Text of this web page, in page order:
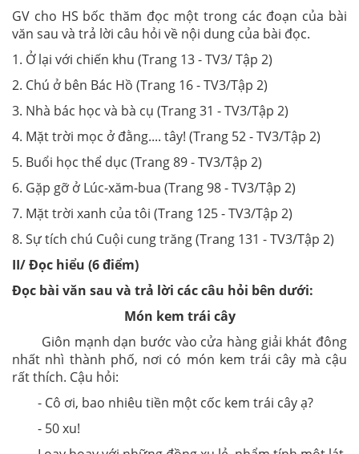
GV cho HS bốc thăm đọc một trong các đoạn của bài
văn sau và trả lời câu hỏi về nội dung của bài đọc.
1. Ở lại với chiến khu (Trang 13 - TV3/ Tập 2)
2. Chú ở bên Bác Hồ (Trang 16 - TV3/Tập 2)
3. Nhà bác học và bà cụ (Trang 31 - TV3/Tập 2)
4. Mặt trời mọc ở đằng.... tây! (Trang 52 - TV3/Tập 2)
5. Buổi học thể dục (Trang 89 - TV3/Tập 2)
6. Gặp gỡ ở Lúc-xăm-bua (Trang 98 - TV3/Tập 2)
7. Mặt trời xanh của tôi (Trang 125 - TV3/Tập 2)
8. Sự tích chú Cuội cung trăng (Trang 131 - TV3/Tập 2)
II/ Đọc hiểu (6 điểm)
Đọc bài văn sau và trả lời các câu hỏi bên dưới:
Món kem trái cây
Giôn mạnh dạn bước vào cửa hàng giải khát đông
nhất nhì thành phố, nơi có món kem trái cây mà cậu
rất thích. Cậu hỏi:
- Cô ơi, bao nhiêu tiền một cốc kem trái cây ạ?
- 50 xu!